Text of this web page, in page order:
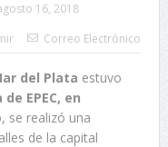
16, 2018
Correo Electrónico
del Plata estuvo
EPEC, en
se realizó una
de la capital